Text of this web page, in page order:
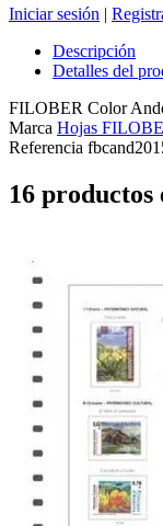
Iniciar sesión |
Descripción
Detalles del
FILOBER Color
Marca Hojas
Referencia
16